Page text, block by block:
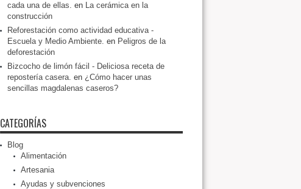
cada una de ellas. en La cerámica en la
construcción
Reforestación como actividad educativa -
Escuela y Medio Ambiente. en Peligros de la
deforestación
Bizcocho de limón fácil - Deliciosa receta de
repostería casera. en ¿Cómo hacer unas
sencillas magdalenas caseros?
CATEGORÍAS
Blog
Alimentación
Artesania
Ayudas y subvenciones